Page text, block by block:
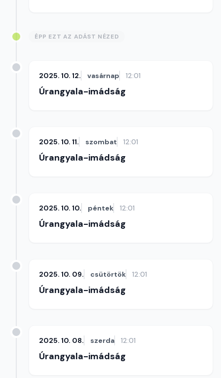
ÉPP EZT AZ ADÁST NÉZED
2025. 10. 12. vasárnap 12:01
Úrangyala-imádság
2025. 10. 11. szombat 12:01
Úrangyala-imádság
2025. 10. 10. péntek 12:01
Úrangyala-imádság
2025. 10. 09. csütörtök 12:01
Úrangyala-imádság
2025. 10. 08. szerda 12:01
Úrangyala-imádság